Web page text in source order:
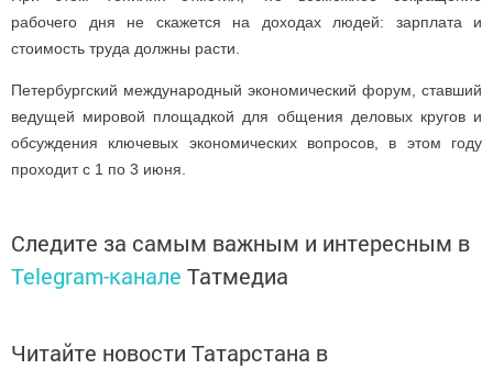
рабочего дня не скажется на доходах людей: зарплата и
стоимость труда должны расти.
Петербургский международный экономический форум, ставший
ведущей мировой площадкой для общения деловых кругов и
обсуждения ключевых экономических вопросов, в этом году
проходит с 1 по 3 июня.
Следите за самым важным и интересным в
Telegram-канале Татмедиа
Читайте новости Татарстана в